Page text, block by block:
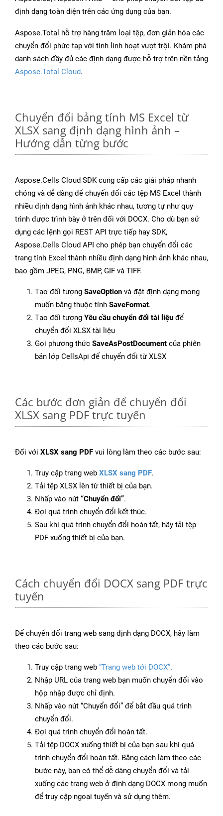
định dạng toàn diện trên các ứng dụng của bạn.
Aspose.Total hỗ trợ hàng trăm loại tệp, đơn giản hóa các
chuyển đổi phức tạp với tính linh hoạt vượt trội. Khám phá
danh sách đầy đủ các định dạng được hỗ trợ trên nền tảng
Aspose.Total Cloud.
Chuyển đổi bảng tính MS Excel từ
XLSX sang định dạng hình ảnh –
Hướng dẫn từng bước
Aspose.Cells Cloud SDK cung cấp các giải pháp nhanh
chóng và dễ dàng để chuyển đổi các tệp MS Excel thành
nhiều định dạng hình ảnh khác nhau, tương tự như quy
trình được trình bày ở trên đối với DOCX. Cho dù bạn sử
dụng các lệnh gọi REST API trực tiếp hay SDK,
Aspose.Cells Cloud API cho phép bạn chuyển đổi các
trang tính Excel thành nhiều định dạng hình ảnh khác nhau,
bao gồm JPEG, PNG, BMP, GIF và TIFF.
Tạo đối tượng SaveOption và đặt định dạng mong
muốn bằng thuộc tính SaveFormat.
Tạo đối tượng Yêu cầu chuyển đổi tài liệu để
chuyển đổi XLSX tài liệu
Gọi phương thức SaveAsPostDocument của phiên
bản lớp CellsApi để chuyển đổi từ XLSX
Các bước đơn giản để chuyển đổi
XLSX sang PDF trực tuyến
Đối với XLSX sang PDF vui lòng làm theo các bước sau:
Truy cập trang web XLSX sang PDF.
Tải tệp XLSX lên từ thiết bị của bạn.
Nhấp vào nút “Chuyển đổi”.
Đợi quá trình chuyển đổi kết thúc.
Sau khi quá trình chuyển đổi hoàn tất, hãy tải tệp
PDF xuống thiết bị của bạn.
Cách chuyển đổi DOCX sang PDF trực
tuyến
Để chuyển đổi trang web sang định dạng DOCX, hãy làm
theo các bước sau:
Truy cập trang web “Trang web tới DOCX”.
Nhập URL của trang web bạn muốn chuyển đổi vào
hộp nhập được chỉ định.
Nhấp vào nút “Chuyển đổi” để bắt đầu quá trình
chuyển đổi.
Đợi quá trình chuyển đổi hoàn tất.
Tải tệp DOCX xuống thiết bị của bạn sau khi quá
trình chuyển đổi hoàn tất. Bằng cách làm theo các
bước này, bạn có thể dễ dàng chuyển đổi và tải
xuống các trang web ở định dạng DOCX mong muốn
để truy cập ngoại tuyến và sử dụng thêm.